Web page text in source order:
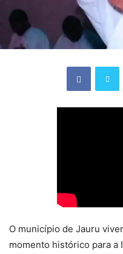
O município de Jauru
momento histórico para a